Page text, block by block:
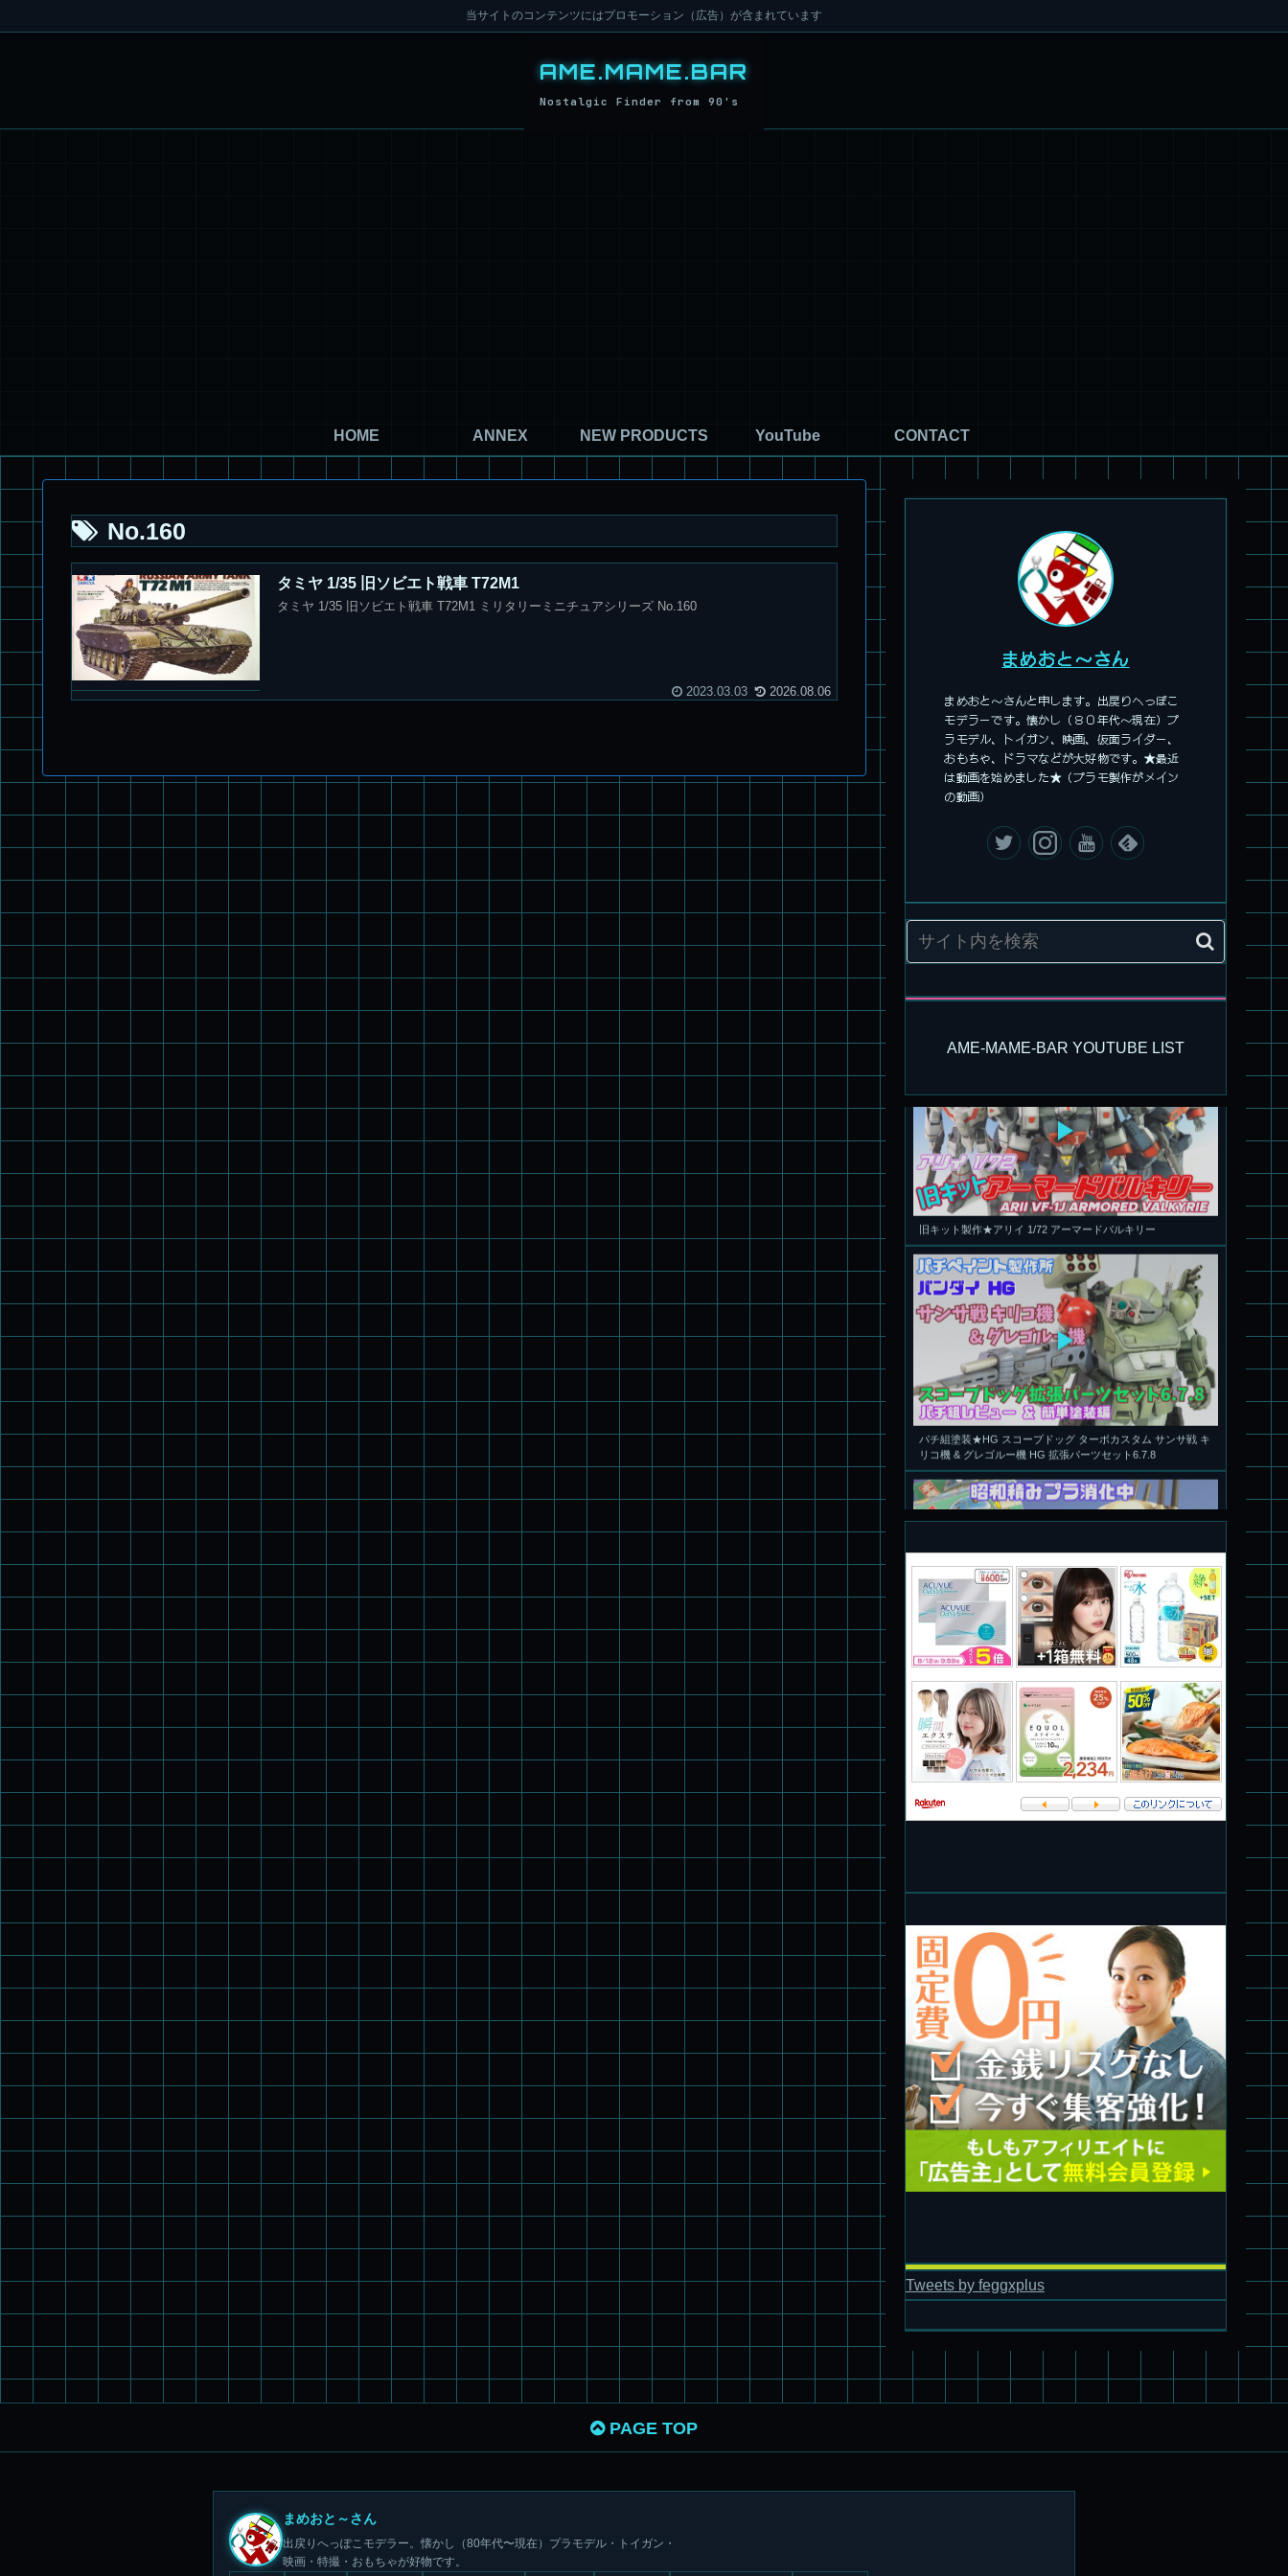
当サイトのコンテンツにはプロモーション（広告）が含まれています
HOME ANNEX NEW PRODUCTS YouTube CONTACT
No.160
タミヤ 1/35 旧ソビエト戦車 T72M1
タミヤ 1/35 旧ソビエト戦車 T72M1 ミリタリーミニチュアシリーズ No.160
2023.03.03 2026.08.06
まめおと～さん
まめおと～さんと申します。出戻りへっぽこ
モデラーです。懐かし（８０年代～現在）プ
ラモデル、トイガン、映画、仮面ライダー、
おもちゃ、ドラマなどが大好物です。★最近
は動画を始めました★（プラモ製作がメイン
の動画）
AME-MAME-BAR YOUTUBE LIST
旧キット製作★アオシマ ロボダッチ モビルZ
パチ組塗装★モデロイド 1/60 イングラム リアクティブアーマ
旧キット製作★アリイ 1/72 アーマードバルキリー
パチ組塗装★HG スコープドッグ ターボカスタム サンサ戦 キ
リコ機 & グレゴルー機 HG 拡張パーツセット6.7.8
旧キット製作★本家SDマクロス バルキリーVF-1S
パチ組★WAVE 1/35 マーシィドッグ & ストライクドッグ
旧キット製作★アオシマ ロボダッチ モビルタマゴロー
ブルーティッシュドッグ &
Tweets by feggxplus
PAGE TOP
まめおと～さん
出戻りへっぽこモデラー。懐かし（80年代〜現在）プラモデル・トイガン・
映画・特撮・おもちゃが好物です。